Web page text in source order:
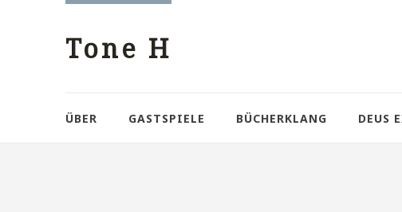
Tone H
ÜBER GASTSPIELE BÜCHERKLANG DEUS